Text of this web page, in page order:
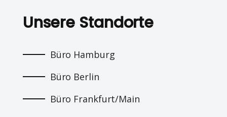
Unsere Standorte
Büro Hamburg
Büro Berlin
Büro Frankfurt/Main